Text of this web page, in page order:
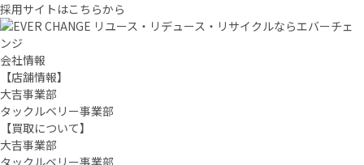
採用サイトはこちらから
リユース・リデュース・リサイクルならエバーチェ
ンジ
会社情報
【店舗情報】
大吉事業部
タックルベリー事業部
【買取について】
大吉事業部
タックルベリー事業部